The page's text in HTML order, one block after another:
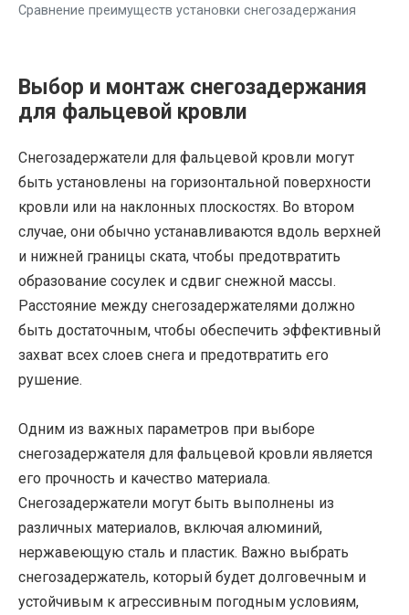
Сравнение преимуществ установки снегозадержания
Выбор и монтаж снегозадержания
для фальцевой кровли
Снегозадержатели для фальцевой кровли могут
быть установлены на горизонтальной поверхности
кровли или на наклонных плоскостях. Во втором
случае, они обычно устанавливаются вдоль верхней
и нижней границы ската, чтобы предотвратить
образование сосулек и сдвиг снежной массы.
Расстояние между снегозадержателями должно
быть достаточным, чтобы обеспечить эффективный
захват всех слоев снега и предотвратить его
рушение.
Одним из важных параметров при выборе
снегозадержателя для фальцевой кровли является
его прочность и качество материала.
Снегозадержатели могут быть выполнены из
различных материалов, включая алюминий,
нержавеющую сталь и пластик. Важно выбрать
снегозадержатель, который будет долговечным и
устойчивым к агрессивным погодным условиям,